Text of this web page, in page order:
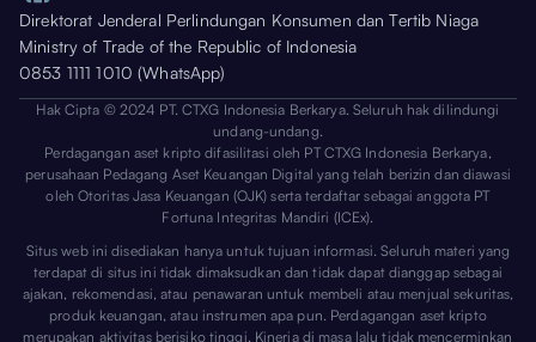
Direktorat Jenderal Perlindungan Konsumen dan Tertib Niaga
Ministry of Trade of the Republic of Indonesia
0853 1111 1010 (WhatsApp)
Hak Cipta © 2024 PT. CTXG Indonesia Berkarya. Seluruh hak dilindungi
undang-undang.
Perdagangan aset kripto difasilitasi oleh PT CTXG Indonesia Berkarya,
perusahaan Pedagang Aset Keuangan Digital yang telah berizin dan diawasi
oleh Otoritas Jasa Keuangan (OJK) serta terdaftar sebagai anggota PT
Fortuna Integritas Mandiri (ICEx).
Situs web ini disediakan hanya untuk tujuan informasi. Seluruh materi yang
terdapat di situs ini tidak dimaksudkan dan tidak dapat dianggap sebagai
ajakan, rekomendasi, atau penawaran untuk membeli atau menjual sekuritas,
produk keuangan, atau instrumen apa pun. Perdagangan aset kripto
merupakan aktivitas berisiko tinggi. Kinerja di masa lalu tidak mencerminkan